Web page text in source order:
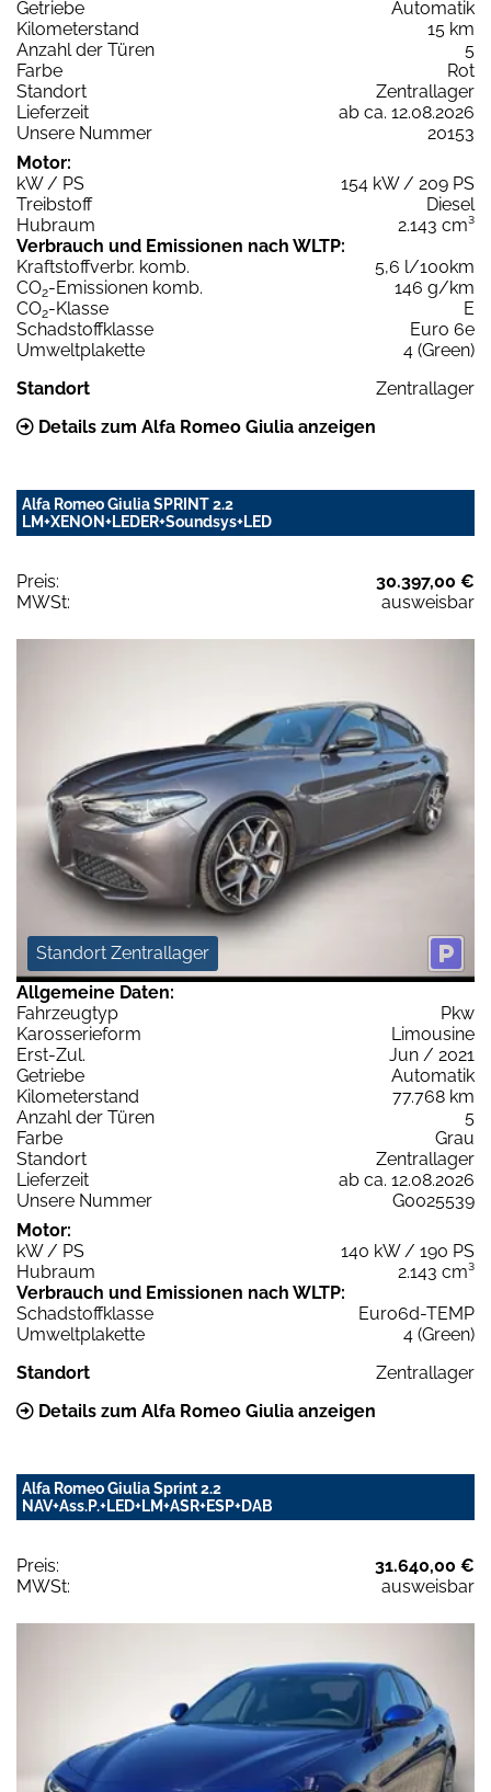
Getriebe
Automatik
Kilometerstand
15 km
Anzahl der Türen
5
Farbe
Rot
Standort
Zentrallager
Lieferzeit
ab ca. 12.08.2026
Unsere Nummer
20153
Motor:
kW / PS
154 kW / 209 PS
Treibstoff
Diesel
Hubraum
2.143 cm³
Verbrauch und Emissionen nach WLTP:
Kraftstoffverbr. komb.
5,6 l/100km
CO2-Emissionen komb.
146 g/km
CO2-Klasse
E
Schadstoffklasse
Euro 6e
Umweltplakette
4 (Green)
Standort
Zentrallager
Details zum Alfa Romeo Giulia anzeigen
Alfa Romeo Giulia SPRINT 2.2
LM+XENON+LEDER+Soundsys+LED
Preis:
30.397,00 €
MWSt:
ausweisbar
Standort Zentrallager
Allgemeine Daten:
Fahrzeugtyp
Pkw
Karosserieform
Limousine
Erst-Zul.
Jun / 2021
Getriebe
Automatik
Kilometerstand
77.768 km
Anzahl der Türen
5
Farbe
Grau
Standort
Zentrallager
Lieferzeit
ab ca. 12.08.2026
Unsere Nummer
G0025539
Motor:
kW / PS
140 kW / 190 PS
Hubraum
2.143 cm³
Verbrauch und Emissionen nach WLTP:
Schadstoffklasse
Euro6d-TEMP
Umweltplakette
4 (Green)
Standort
Zentrallager
Details zum Alfa Romeo Giulia anzeigen
Alfa Romeo Giulia Sprint 2.2
NAV+Ass.P.+LED+LM+ASR+ESP+DAB
Preis:
31.640,00 €
MWSt:
ausweisbar